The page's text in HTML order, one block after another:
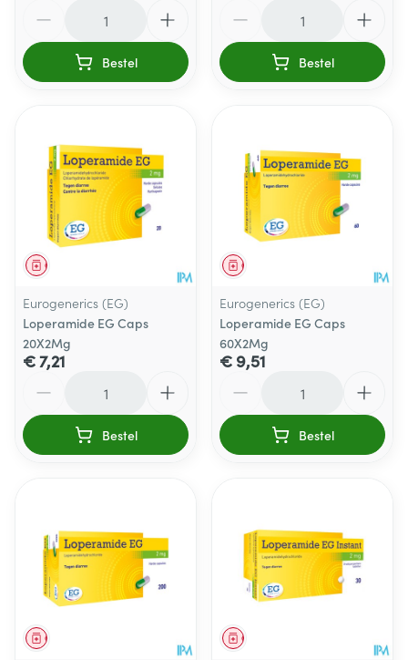
Bestel Bestel
Geneesmiddel
Eurogenerics (EG)
Loperamide EG Caps
20X2Mg
€ 7,21
Bestel
Geneesmiddel
Eurogenerics (EG)
Loperamide EG Caps
60X2Mg
€ 9,51
Bestel
Geneesmiddel Geneesmiddel